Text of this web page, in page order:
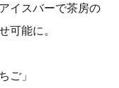
イスバーで茶房の
可能に。
ご」